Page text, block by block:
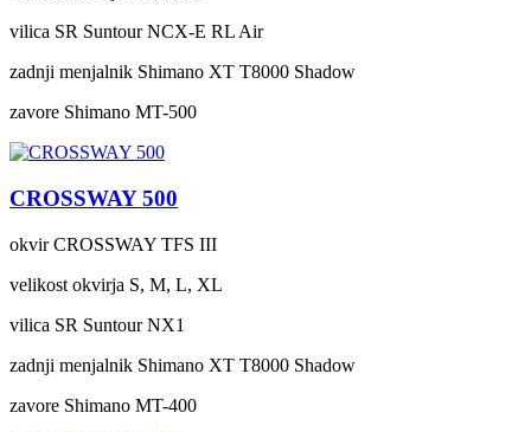
vilica SR Suntour NCX-E RL Air
zadnji menjalnik Shimano XT T8000 Shadow
zavore Shimano MT-500
CROSSWAY 500
okvir CROSSWAY TFS III
velikost okvirja S, M, L, XL
vilica SR Suntour NX1
zadnji menjalnik Shimano XT T8000 Shadow
zavore Shimano MT-400